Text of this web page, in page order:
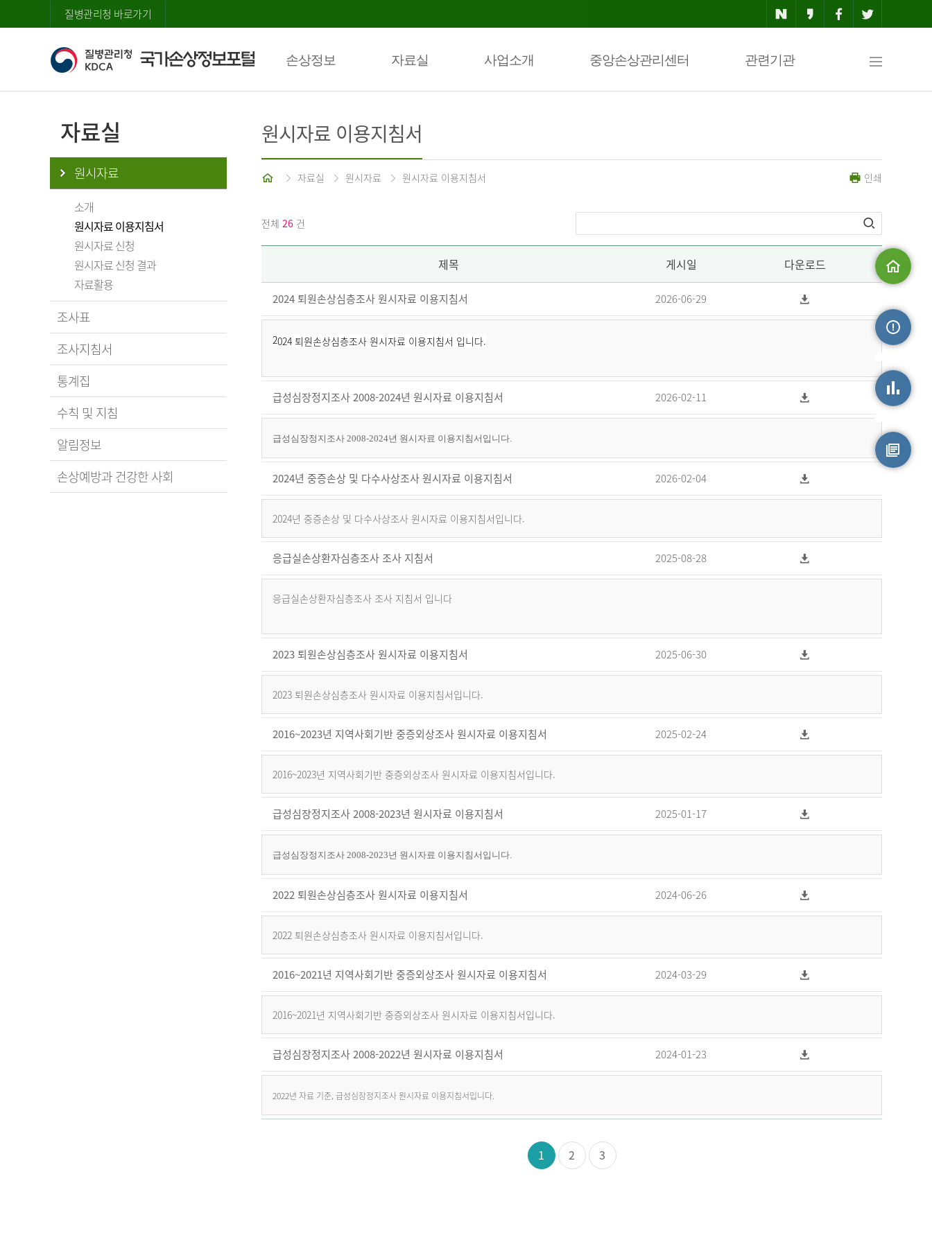
질병관리청 바로가기
손상정보 자료실 사업소개 중앙손상관리센터 관련기관
맵
자료실
원시자료
소개
원시자료 이용지침서
원시자료 신청
원시자료 신청 결과
자료활용
조사표
조사지침서
통계집
수칙 및 지침
알림정보
손상예방과 건강한 사회
원시자료 이용지침서
홈 자료실 원시자료 원시자료 이용지침서 인쇄
전체 26 건
제목 게시일 다운로드
2024 퇴원손상심층조사 원시자료 이용지침서 2026-06-29
2024 퇴원손상심층조사 원시자료 이용지침서 입니다.
급성심장정지조사 2008-2024년 원시자료 이용지침서 2026-02-11
급성심장정지조사 2008-2024년 원시자료 이용지침서입니다.
2024년 중증손상 및 다수사상조사 원시자료 이용지침서 2026-02-04
2024년 중증손상 및 다수사상조사 원시자료 이용지침서입니다.
응급실손상환자심층조사 조사 지침서 2025-08-28
응급실손상환자심층조사 조사 지침서 입니다
2023 퇴원손상심층조사 원시자료 이용지침서 2025-06-30
2023 퇴원손상심층조사 원시자료 이용지침서입니다.
2016~2023년 지역사회기반 중증외상조사 원시자료 이용지침서 2025-02-24
2016~2023년 지역사회기반 중증외상조사 원시자료 이용지침서입니다.
급성심장정지조사 2008-2023년 원시자료 이용지침서 2025-01-17
급성심장정지조사 2008-2023년 원시자료 이용지침서입니다.
2022 퇴원손상심층조사 원시자료 이용지침서 2024-06-26
2022 퇴원손상심층조사 원시자료 이용지침서입니다.
2016~2021년 지역사회기반 중증외상조사 원시자료 이용지침서 2024-03-29
2016~2021년 지역사회기반 중증외상조사 원시자료 이용지침서입니다.
급성심장정지조사 2008-2022년 원시자료 이용지침서 2024-01-23
2022년 자료 기준, 급성심장정지조사 원시자료 이용지침서입니다.
1 2 3
손상정보